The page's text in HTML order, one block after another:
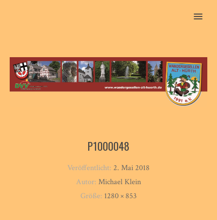
MENU
P1000048
Veröffentlicht: 2. Mai 2018
Autor: Michael Klein
Größe: 1280 × 853